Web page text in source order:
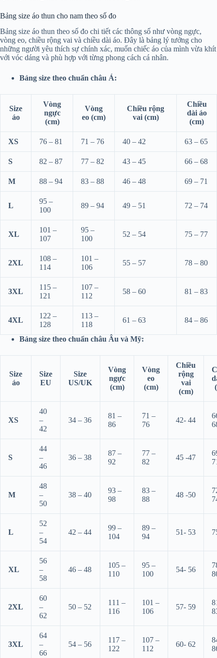
Bảng size áo thun cho nam theo số đo
Bảng size áo thun theo số đo chi tiết các thông số như vòng ngực,
vòng eo, chiều rộng vai và chiều dài áo. Đây là bảng lý tưởng cho
những người yêu thích sự chính xác, muốn chiếc áo của mình vừa khít
với vóc dáng và phù hợp với từng phong cách cá nhân.
Bảng size theo chuẩn châu Á:
Size
áo
Vòng
ngực
(cm)
Vòng
eo (cm)
Chiều rộng
vai (cm)
Chiều
dài áo
(cm)
XS 76 – 81 71 – 76 40 – 42 63 – 65
S 82 – 87 77 – 82 43 – 45 66 – 68
M 88 – 94 83 – 88 46 – 48 69 – 71
L
95 –
100
89 – 94 49 – 51 72 – 74
XL
101 –
107
95 –
100
52 – 54 75 – 77
2XL
108 –
114
101 –
106
55 – 57 78 – 80
3XL
115 –
121
107 –
112
58 – 60 81 – 83
4XL
122 –
128
113 –
118
61 – 63 84 – 86
Bảng size theo chuẩn châu Âu và Mỹ:
Size
áo
Size
EU
Size
US/UK
Vòng
ngực
(cm)
Vòng
eo
(cm)
Chiều
rộng
vai
(cm)
XS
40
–
42
34 – 36
81 –
86
71 –
76
42- 44
S
44
–
46
36 – 38
87 –
92
77 –
82
45 -47
M
48
–
50
38 – 40
93 –
98
83 –
88
48 -50
L
52
–
54
42 – 44
99 –
104
89 –
94
51- 53
XL
56
–
58
46 – 48
105 –
110
95 –
100
54- 56
2XL
60
–
62
50 – 52
111 –
116
101 –
106
57- 59
3XL
64
–
66
54 – 56
117 –
122
107 –
112
60- 62